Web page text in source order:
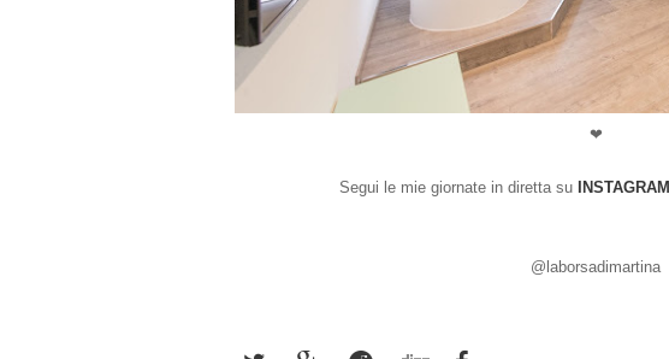
❤
Segui le mie giornate in diretta su INSTAGRAM
@laborsadimartina